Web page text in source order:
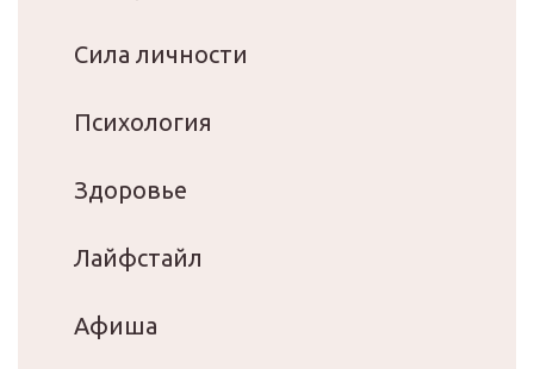
Сила личности
Психология
Здоровье
Лайфстайл
Афиша